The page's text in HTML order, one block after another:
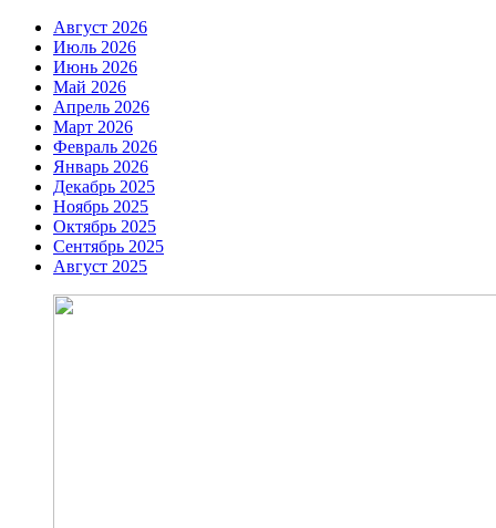
Август 2026
Июль 2026
Июнь 2026
Май 2026
Апрель 2026
Март 2026
Февраль 2026
Январь 2026
Декабрь 2025
Ноябрь 2025
Октябрь 2025
Сентябрь 2025
Август 2025